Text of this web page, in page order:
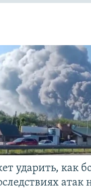
ударить, как